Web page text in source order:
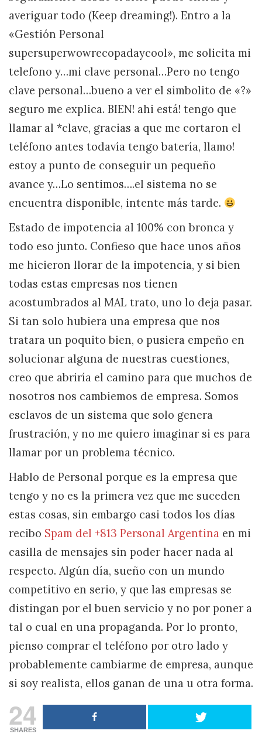
averiguar todo (Keep dreaming!). Entro a la
«Gestión Personal
supersuperwowrecopadaycool», me solicita mi
telefono y…mi clave personal…Pero no tengo
clave personal…bueno a ver el simbolito de «?»
seguro me explica. BIEN! ahi está! tengo que
llamar al *clave, gracias a que me cortaron el
teléfono antes todavía tengo batería, llamo!
estoy a punto de conseguir un pequeño
avance y…Lo sentimos….el sistema no se
encuentra disponible, intente más tarde.
Estado de impotencia al 100% con bronca y
todo eso junto. Confieso que hace unos años
me hicieron llorar de la impotencia, y si bien
todas estas empresas nos tienen
acostumbrados al MAL trato, uno lo deja pasar.
Si tan solo hubiera una empresa que nos
tratara un poquito bien, o pusiera empeño en
solucionar alguna de nuestras cuestiones,
creo que abriría el camino para que muchos de
nosotros nos cambiemos de empresa. Somos
esclavos de un sistema que solo genera
frustración, y no me quiero imaginar si es para
llamar por un problema técnico.
Hablo de Personal porque es la empresa que
tengo y no es la primera vez que me suceden
estas cosas, sin embargo casi todos los días
recibo Spam del +813 Personal Argentina en mi
casilla de mensajes sin poder hacer nada al
respecto. Algún día, sueño con un mundo
competitivo en serio, y que las empresas se
distingan por el buen servicio y no por poner a
tal o cual en una propaganda. Por lo pronto,
pienso comprar el teléfono por otro lado y
probablemente cambiarme de empresa, aunque
si soy realista, ellos ganan de una u otra forma.
24
SHARES